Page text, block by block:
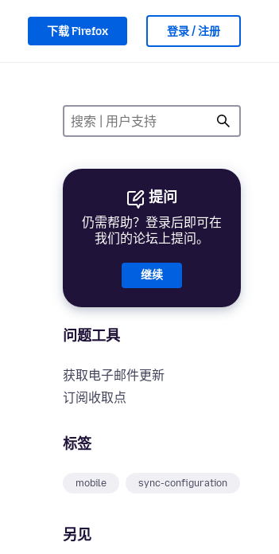
下载 Firefox 登录 / 注册
提问
仍需帮助？登录后即可在
我们的论坛上提问。
继续
问题工具
获取电子邮件更新
订阅收取点
标签
mobile sync-configuration
另见